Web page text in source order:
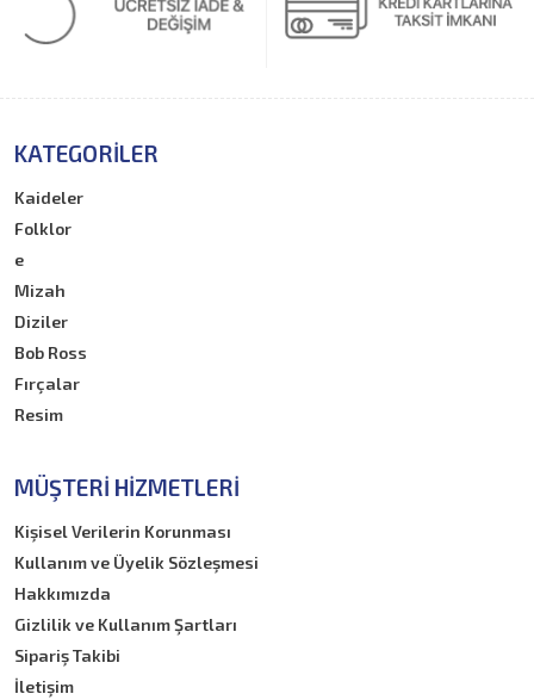
KATEGORILER
Kaideler
Folklor
e
Mizah
Diziler
Bob Ross
Fırçalar
Resim
MÜŞTERI HIZMETLERI
Kişisel Verilerin Korunması
Kullanım ve Üyelik Sözleşmesi
Hakkımızda
Gizlilik ve Kullanım Şartları
Sipariş Takibi
İletişim